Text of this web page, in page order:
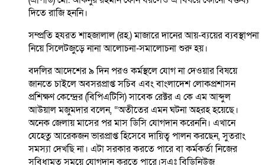
দিতে রাজি হননি।
সম্প্রতি হযরত শাহজালাল (রহ.) মাজারে দানের আয়-ব্যয়ের ব্যবস্থাপনা
নিয়ে সিলেটজুড়ে নানা আলোচনা-সমালোচনা শুরু হয়।
বদলির আদেশের ৯ দিন পরও কর্মস্থলে যোগ না দেওয়ার বিষয়ে
জানতে চাইলে অবসরপ্রাপ্ত সচিব এবং বাংলাদেশ লোকপ্রশাসন
প্রশিক্ষণ কেন্দ্রের (বিপিএটিসি) সাবেক রেক্টর এ কে এম আব্দুল
আউয়াল মজুমদার বলেন, “অতীতের এমন ঘটনা অহরহ হয়েছে।
অনেক জেলায় মাসের পর মাস ডিসি যোগদান করেননি। এখানে
যেহেতু আরেকজন ভারপ্রাপ্ত হিসেবে দায়িত্ব পালন করছেন, সুতরাং
সমস্যা দেখছি না। এটা সরকার করতে পারে বা কর্মকর্তা নিজের
সুবিধামত সময়ে যোগদান করতে পারে।সুএঃ বিডিনিউজ